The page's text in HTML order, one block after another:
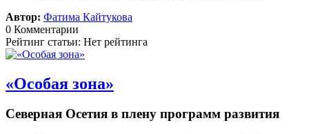
Автор: Фатима Кайтукова
0 Комментарии
Рейтинг статьи: Нет рейтинга
«Особая зона»
Северная Осетия в плену программ развития